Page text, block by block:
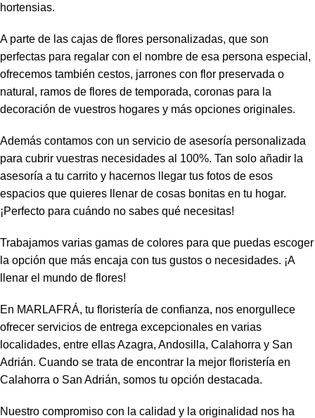
hortensias.
A parte de las cajas de flores personalizadas, que son
perfectas para regalar con el nombre de esa persona especial,
ofrecemos también cestos, jarrones con flor preservada o
natural, ramos de flores de temporada, coronas para la
decoración de vuestros hogares y más opciones originales.
Además contamos con un servicio de asesoría personalizada
para cubrir vuestras necesidades al 100%. Tan solo añadir la
asesoría a tu carrito y hacernos llegar tus fotos de esos
espacios que quieres llenar de cosas bonitas en tu hogar.
¡Perfecto para cuándo no sabes qué necesitas!
Trabajamos varias gamas de colores para que puedas escoger
la opción que más encaja con tus gustos o necesidades. ¡A
llenar el mundo de flores!
En MARLAFRÁ, tu floristería de confianza, nos enorgullece
ofrecer servicios de entrega excepcionales en varias
localidades, entre ellas Azagra, Andosilla, Calahorra y San
Adrián. Cuando se trata de encontrar la mejor floristería en
Calahorra o San Adrián, somos tu opción destacada.
Nuestro compromiso con la calidad y la originalidad nos ha